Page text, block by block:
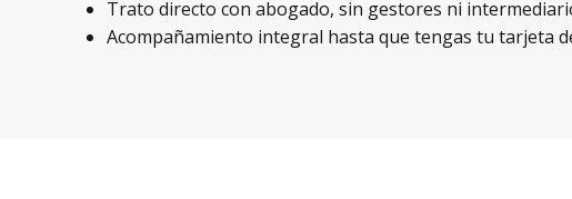
Trato directo con abogado, sin gestores ni
Acompañamiento integral hasta que tengas tu tarjeta